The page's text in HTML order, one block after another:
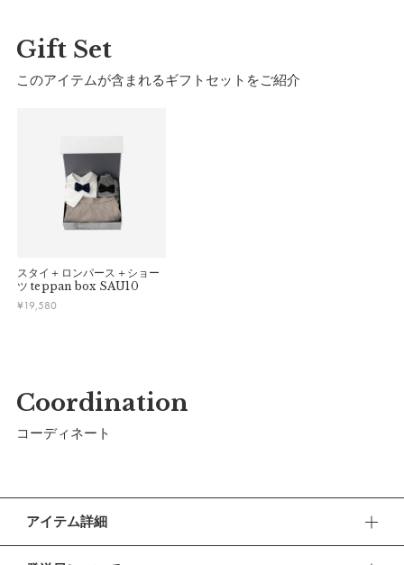
Gift Set
このアイテムが含まれるギフトセットをご紹介
スタイ＋ロンパース＋ショー
ツ teppan box SAU10
¥19,580
Coordination
コーディネート
アイテム詳細